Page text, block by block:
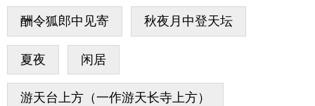
酬令狐郎中见寄 秋夜月中登天坛
夏夜 闲居
游天台上方（一作游天长寺上方）